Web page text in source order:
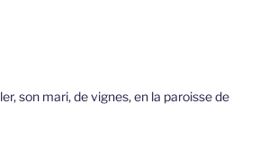
son mari, de vignes, en la paroisse de